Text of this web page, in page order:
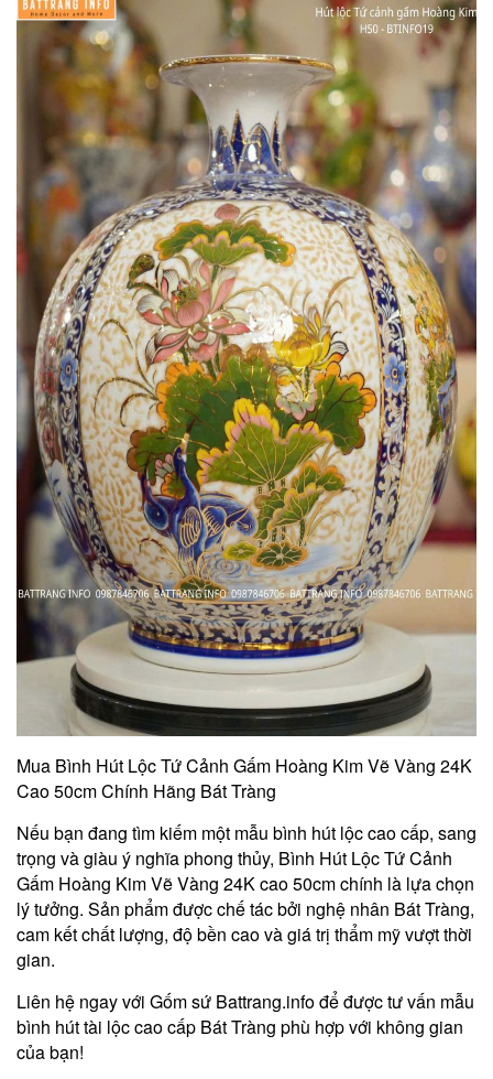
Mua Bình Hút Lộc Tứ Cảnh Gấm Hoàng Kim Vẽ Vàng 24K
Cao 50cm Chính Hãng Bát Tràng
Nếu bạn đang tìm kiếm một mẫu bình hút lộc cao cấp, sang
trọng và giàu ý nghĩa phong thủy, Bình Hút Lộc Tứ Cảnh
Gấm Hoàng Kim Vẽ Vàng 24K cao 50cm chính là lựa chọn
lý tưởng. Sản phẩm được chế tác bởi nghệ nhân Bát Tràng,
cam kết chất lượng, độ bền cao và giá trị thẩm mỹ vượt thời
gian.
Liên hệ ngay với Gốm sứ Battrang.info để được tư vấn mẫu
bình hút tài lộc cao cấp Bát Tràng phù hợp với không gian
của bạn!